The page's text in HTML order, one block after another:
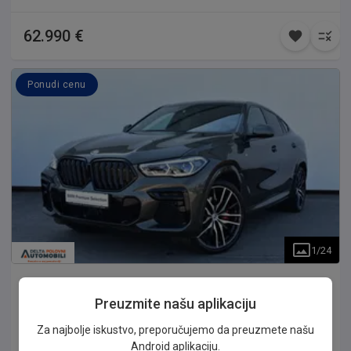
odgovornost za eventualne nenamerne greške u opisu opreme
Zamena je moguća za vozila pozantog porekla, sa urednom
servisnom istorijom, do 10 godina starosti i do 150.000 km.
62.990 €
Ponudi cenu
1 /24
BMW
30d xDrive M paket
Vozilo se nalazi na lokaciji Marije Kiri bb, Dobanovci. Vozilo u
Preuzmite našu aplikaciju
Za najbolje iskustvo, preporučujemo da preuzmete našu
Android aplikaciju.